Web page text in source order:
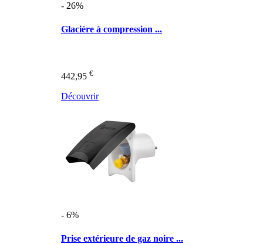
- 26%
Glacière à compression ...
442,95 €
Découvrir
- 6%
Prise extérieure de gaz noire ...